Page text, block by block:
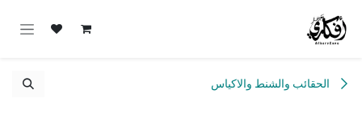
الحقائب والشنط والاكياس